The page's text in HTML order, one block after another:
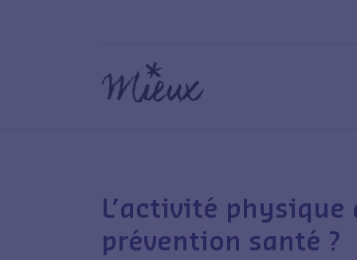
L’activité
prévention santé ?